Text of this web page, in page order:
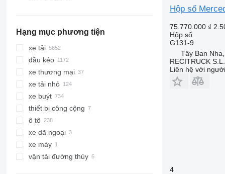
Hạng mục phương tiện
xe tải
đầu kéo
xe thương mại
xe tải nhỏ
xe buýt
thiết bị công cộng
phương tiện nội đô
xe nạo vét cống kết hợp
xe phun nước rửa đường
xe tải chở rác
ô tô
xe dã ngoại
xe máy
vận tải đường thủy
Hộp số
75.770.000 ₫
Hộp số
G131-9
Tây Ban
RECITRUCK S.L.
Liên hệ với
4